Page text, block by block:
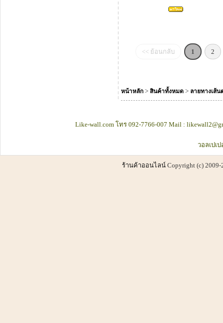
<< ย้อนกลับ 1 2
หน้าหลัก > สินค้าทั้งหมด > ลายทางเส้น
Like-wall.com โทร 092-7766-007 Mail :
วอลเปเ
ร้านค้าออนไลน์Copyright (c)